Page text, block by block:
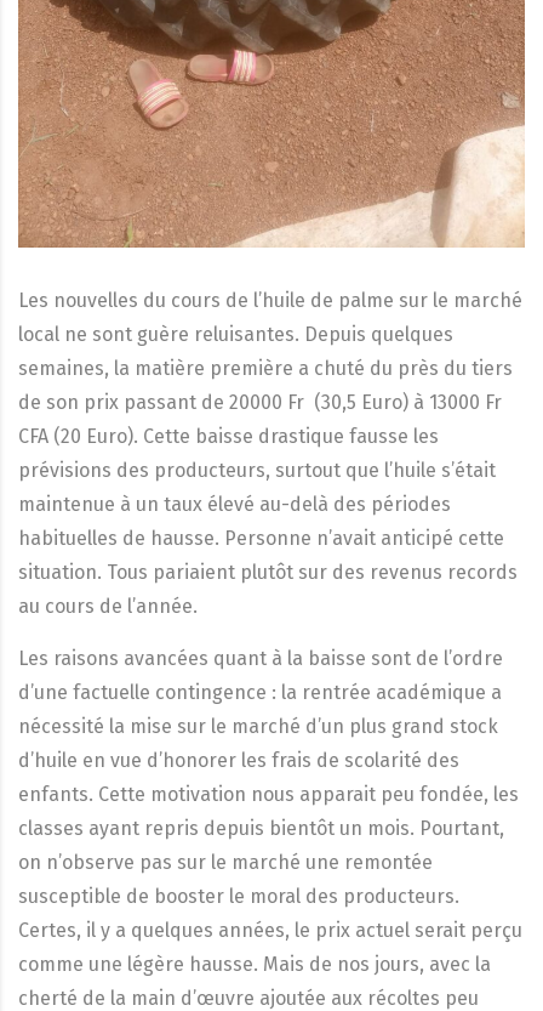
Les nouvelles du cours de l’huile de palme sur le marché
local ne sont guère reluisantes. Depuis quelques
semaines, la matière première a chuté du près du tiers
de son prix passant de 20000 Fr (30,5 Euro) à 13000 Fr
CFA (20 Euro). Cette baisse drastique fausse les
prévisions des producteurs, surtout que l’huile s’était
maintenue à un taux élevé au-delà des périodes
habituelles de hausse. Personne n’avait anticipé cette
situation. Tous pariaient plutôt sur des revenus records
au cours de l’année.
Les raisons avancées quant à la baisse sont de l’ordre
d’une factuelle contingence : la rentrée académique a
nécessité la mise sur le marché d’un plus grand stock
d’huile en vue d’honorer les frais de scolarité des
enfants. Cette motivation nous apparait peu fondée, les
classes ayant repris depuis bientôt un mois. Pourtant,
on n’observe pas sur le marché une remontée
susceptible de booster le moral des producteurs.
Certes, il y a quelques années, le prix actuel serait perçu
comme une légère hausse. Mais de nos jours, avec la
cherté de la main d’œuvre ajoutée aux récoltes peu